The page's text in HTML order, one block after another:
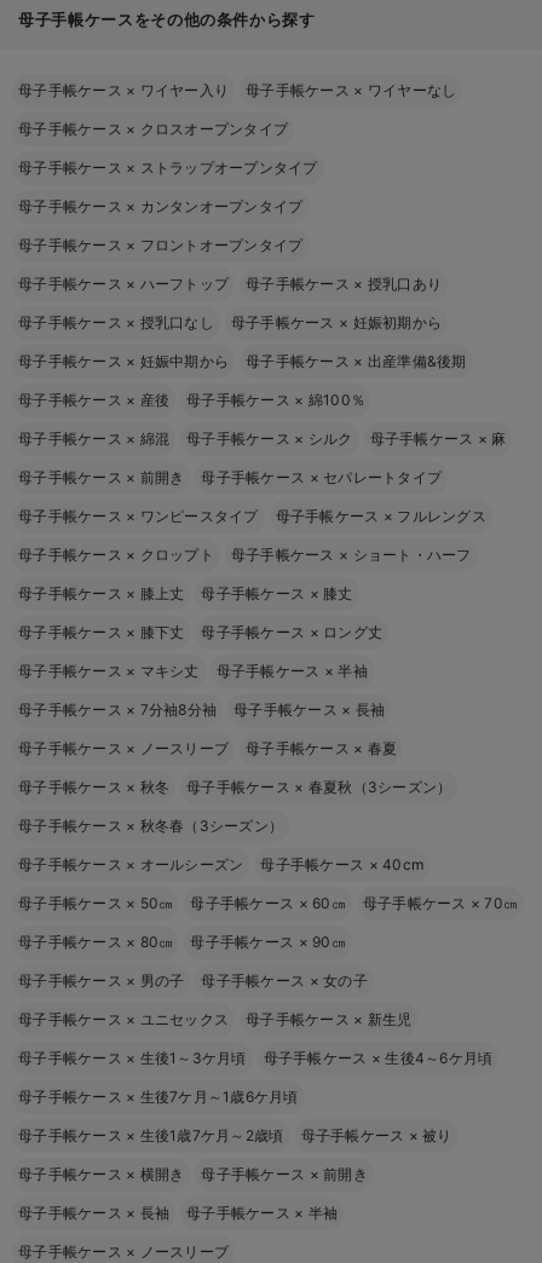
母子手帳ケースをその他の条件から探す
母子手帳ケース × ワイヤー入り 母子手帳ケース × ワイヤーなし
母子手帳ケース × クロスオープンタイプ
母子手帳ケース × ストラップオープンタイプ
母子手帳ケース × カンタンオープンタイプ
母子手帳ケース × フロントオープンタイプ
母子手帳ケース × ハーフトップ 母子手帳ケース × 授乳口あり
母子手帳ケース × 授乳口なし 母子手帳ケース × 妊娠初期から
母子手帳ケース × 妊娠中期から 母子手帳ケース × 出産準備&後期
母子手帳ケース × 産後 母子手帳ケース × 綿100％
母子手帳ケース × 綿混 母子手帳ケース × シルク 母子手帳ケース × 麻
母子手帳ケース × 前開き 母子手帳ケース × セパレートタイプ
母子手帳ケース × ワンピースタイプ 母子手帳ケース × フルレングス
母子手帳ケース × クロップト 母子手帳ケース × ショート・ハーフ
母子手帳ケース × 膝上丈 母子手帳ケース × 膝丈
母子手帳ケース × 膝下丈 母子手帳ケース × ロング丈
母子手帳ケース × マキシ丈 母子手帳ケース ×半袖
母子手帳ケース × 7分袖8分袖 母子手帳ケース × 長袖
母子手帳ケース × ノースリーブ 母子手帳ケース × 春夏
母子手帳ケース × 秋冬 母子手帳ケース × 春夏秋（3シーズン）
母子手帳ケース × 秋冬春（3シーズン）
母子手帳ケース × オールシーズン 母子手帳ケース ×40cm
母子手帳ケース × 50㎝ 母子手帳ケース × 60㎝ 母子手帳ケース ×70㎝
母子手帳ケース × 80㎝ 母子手帳ケース × 90㎝
母子手帳ケース × 男の子 母子手帳ケース ×女の子
母子手帳ケース × ユニセックス 母子手帳ケース × 新生児
母子手帳ケース × 生後1～3ケ月頃 母子手帳ケース ×生後4～6ケ月頃
母子手帳ケース × 生後7ケ月～1歳6ケ月頃
母子手帳ケース × 生後1歳7ケ月～2歳頃 母子手帳ケース ×被り
母子手帳ケース × 横開き 母子手帳ケース ×前開き
母子手帳ケース × 長袖 母子手帳ケース × 半袖
母子手帳ケース × ノースリーブ